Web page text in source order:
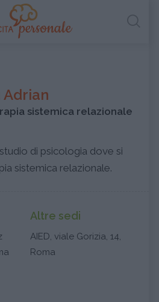
Adrian
sistemica relazionale
di psicologia dove si
sistemica relazionale.
Altre sedi
AIED, viale Gorizia, 14,
Roma